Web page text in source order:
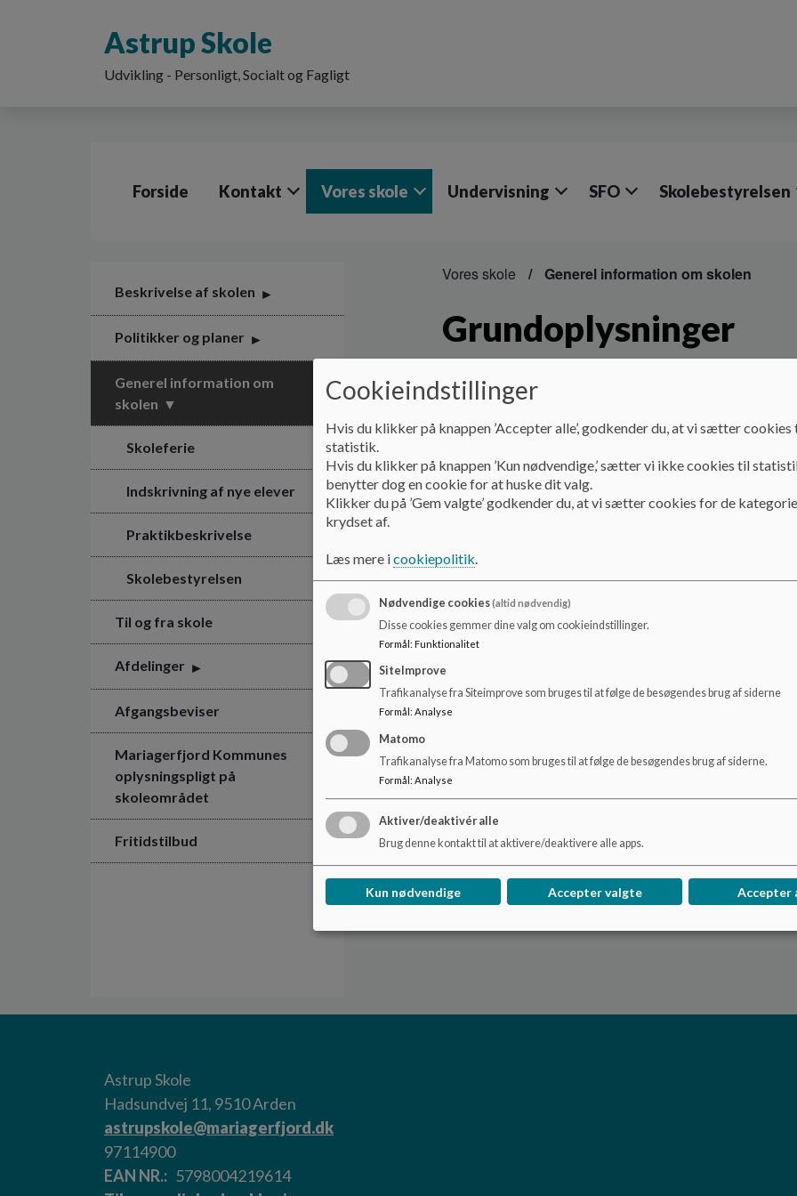
Astrup Skole
Udvikling - Personligt, Socialt og Fagligt
Forside Kontakt Vores skole Undervisning SFO Skolebestyrelsen
Beskrivelse af skolen
Politikker og planer
Generel information om
skolen
Skoleferie
Indskrivning af nye elever
Praktikbeskrivelse
Skolebestyrelsen
Til og fra skole
Afdelinger
Afgangsbeviser
Mariagerfjord Kommunes
oplysningspligt på
skoleområdet
Fritidstilbud
Vores skole Generel information om skolen
Grundoplysninger
Astrup Skole er beliggende i landsbyen Astrup,
handicapfaciliteter og fremstår indbydende og
gode og rummelige undervisningslokaler, sanserum,
idrætssal og kreativt værksted.
Skolen har fine afskærmede udenomsarealer med direkte
pladsforhold og sikker af– og påstigningsforhold, hvilket
Fra skolen er der gode muligheder for ture i naturskønne
Astrup Skoles målgruppe er børn og unge med
være tale om kommunikative, relationelle, perceptuelle,
elever er ikke mobile og anvender kørestol og andre
men fælles for dem alle er, at de har vidtgående generelle
Skoleleder: Peter Munk Hangaard
Formand for skolebestyrelsen: Anne-Katrine Buck
Antal klasser: fordelt i 9 klasser
Antal Elever og Personale kan ses på
Tilbud efter skole
Skolen har integreret SFO, som optager elever i 0.-
Astrup Skole
Hadsundvej 11, 9510 Arden
astrupskole@mariagerfjord.dk
97114900
EAN NR.
5798004219614
Cookieindstillinger
Hvis du klikker på knappen ’Accepter alle’, godkender du, at vi sætter
statistik.
Hvis du klikker på knappen ’Kun nødvendige,’ sætter vi ikke cookies til
benytter dog en cookie for at huske dit valg.
Klikker du på ’Gem valgte’ godkender du, at vi sætter cookies for de
krydset af.
Læs mere icookiepolitik.
Nødvendige cookies(altid nødvendig)
Disse cookies gemmer dine valg om cookieindstillinger.
Formål: Funktionalitet
SiteImprove
Trafikanalyse fra Siteimprove som bruges til at følge de besøgendes brug af siderne
Formål : Analyse
Matomo
Trafikanalyse fra Matomo som bruges til at følge de besøgendes brug af siderne.
Formål : Analyse
Aktiver/deaktivér alle
Brug denne kontakt til at aktivere/deaktivere alle apps.
Kun nødvendige Accepter valgte Accepter